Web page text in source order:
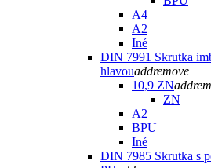
A4
A2
Iné
DIN 7991 Skrutka
hlavouaddremove
10,9 ZNadd
ZN
A2
BPU
Iné
DIN 7985 Skrutka s